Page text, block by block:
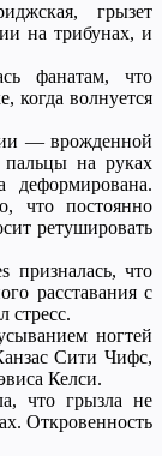
грызет
на трибунах, и
фанатам, что
когда волнуется
— врожденной
пальцы на руках
деформирована.
что постоянно
ретушировать
что
расставания с
стресс.
ногтей
Сити Чифс,
Келси.
что грызла не
Откровенность